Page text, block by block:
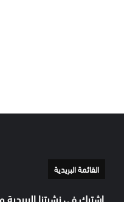
القائمة البريدية
إشترك في نشرتنا